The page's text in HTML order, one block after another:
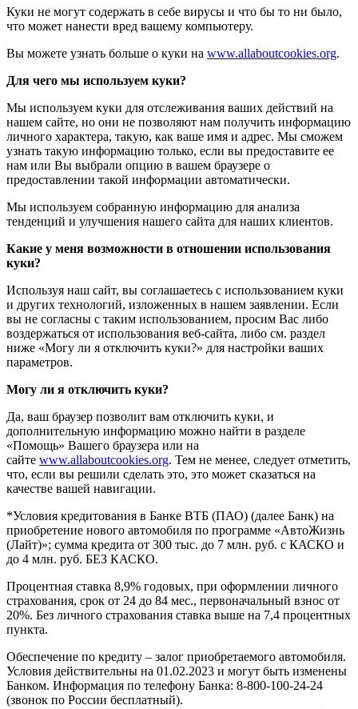
Куки не могут содержать в себе вирусы и что бы то ни было,
что может нанести вред вашему компьютеру.
Вы можете узнать больше о куки на www.allaboutcookies.org.
Для чего мы используем куки?
Мы используем куки для отслеживания ваших действий на
нашем сайте, но они не позволяют нам получить информацию
личного характера, такую, как ваше имя и адрес. Мы сможем
узнать такую информацию только, если вы предоставите ее
нам или Вы выбрали опцию в вашем браузере о
предоставлении такой информации автоматически.
Мы используем собранную информацию для анализа
тенденций и улучшения нашего сайта для наших клиентов.
Какие у меня возможности в отношении использования
куки?
Используя наш сайт, вы соглашаетесь с использованием куки
и других технологий, изложенных в нашем заявлении. Если
вы не согласны с таким использованием, просим Вас либо
воздержаться от использования веб-сайта, либо см. раздел
ниже «Могу ли я отключить куки?» для настройки ваших
параметров.
Могу ли я отключить куки?
Да, ваш браузер позволит вам отключить куки, и
дополнительную информацию можно найти в разделе
«Помощь» Вашего браузера или на
сайте www.allaboutcookies.org. Тем не менее, следует отметить,
что, если вы решили сделать это, это может сказаться на
качестве вашей навигации.
*Условия кредитования в Банке ВТБ (ПАО) (далее Банк) на
приобретение нового автомобиля по программе «АвтоЖизнь
(Лайт)»; сумма кредита от 300 тыс. до 7 млн. руб. с КАСКО и
до 4 млн. руб. БЕЗ КАСКО.
Процентная ставка 8,9% годовых, при оформлении личного
страхования, срок от 24 до 84 мес., первоначальный взнос от
20%. Без личного страхования ставка выше на 7,4 процентных
пункта.
Обеспечение по кредиту – залог приобретаемого автомобиля.
Условия действительны на 01.02.2023 и могут быть изменены
Банком. Информация по телефону Банка: 8-800-100-24-24
(звонок по России бесплатный).